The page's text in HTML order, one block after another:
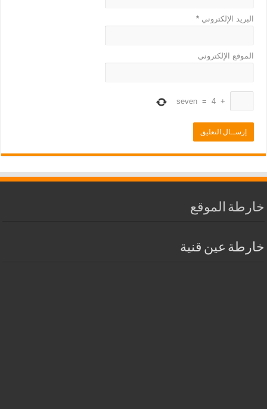
البريد الإلكتروني*
الموقع الإلكتروني
+
4
=
seven
خارطة الموقع
خارطة عين قنية